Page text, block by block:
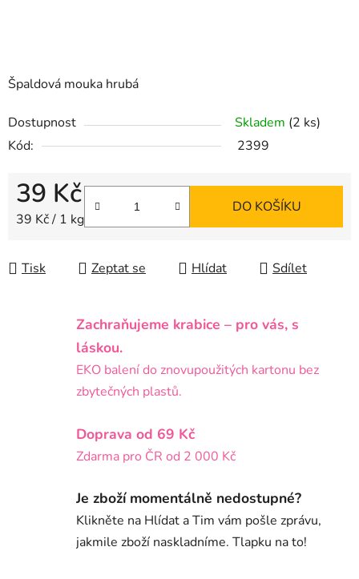
Špaldová mouka hrubá
Dostupnost Skladem (2 ks)
Kód:
2399
39 Kč
Měrná cena:
39 Kč / 1 kg
DO KOŠÍKU
Tisk Zeptat se Hlídat Sdílet
Zachraňujeme krabice – pro vás, s
láskou.
EKO balení do znovupoužitých kartonu bez
zbytečných plastů.
Doprava od 69 Kč
Zdarma pro ČR od 2 000 Kč
Je zboží momentálně nedostupné?
Klikněte na Hlídat a Tim vám pošle zprávu,
jakmile zboží naskladníme. Tlapku na to!